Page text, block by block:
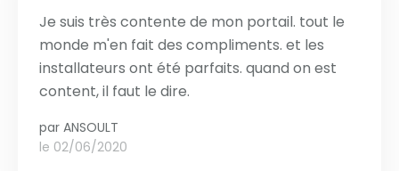
Je suis très contente de mon portail. tout le
monde m'en fait des compliments. et les
installateurs ont été parfaits. quand on est
content, il faut le dire.
par ANSOULT
le 02/06/2020